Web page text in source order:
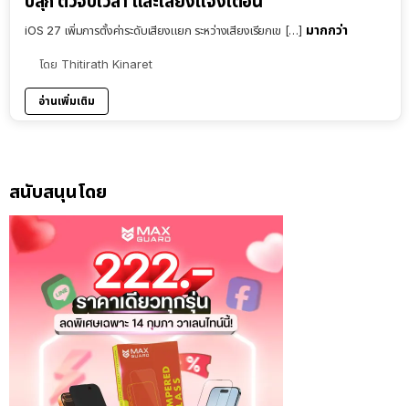
iOS 27 เพิ่มการตั้งค่าระดับเสียงแยก ระหว่างเสียงเรียกเข […] มากกว่า
โดย Thitirath Kinaret
อ่านเพิ่มเติม
สนับสนุนโดย